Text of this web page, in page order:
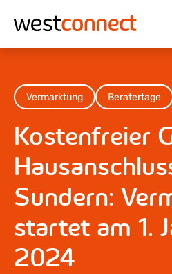
Hauptnavigation
Vermarktung Beratertage
Kostenfreier
Sundern:
startet am 1.
2024